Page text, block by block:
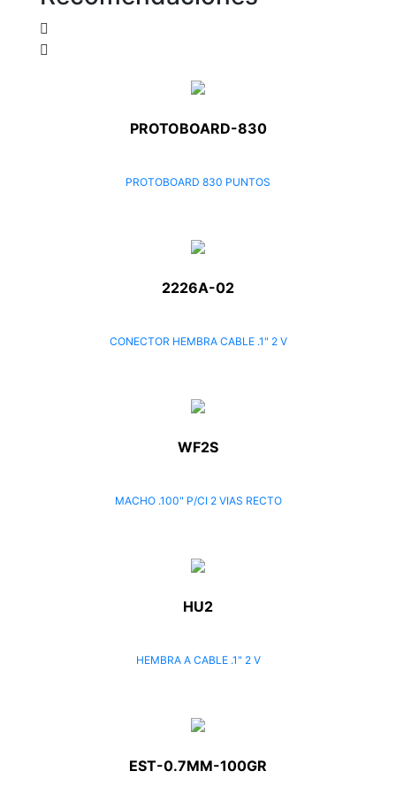
PROTOBOARD-830
PROTOBOARD 830 PUNTOS
2226A-02
CONECTOR HEMBRA CABLE .1" 2 V
WF2S
MACHO .100" P/CI 2 VIAS RECTO
HU2
HEMBRA A CABLE .1" 2 V
EST-0.7MM-100GR